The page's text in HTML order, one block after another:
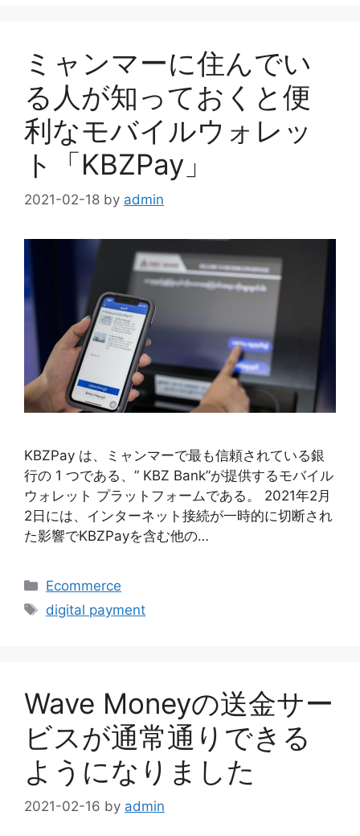
ミャンマーに住んでい
る人が知っておくと便
利なモバイルウォレッ
ト「KBZPay」
2021-02-18 by admin
KBZPay は、ミャンマーで最も信頼されている銀
行の 1 つである、” KBZ Bank”が提供するモバイル
ウォレット プラットフォームである。 2021年2月
2日には、インターネット接続が一時的に切断され
た影響でKBZPayを含む他の…
Categories
Ecommerce
Tags
digital payment
Wave Moneyの送金サー
ビスが通常通りできる
ようになりました
2021-02-16 by admin